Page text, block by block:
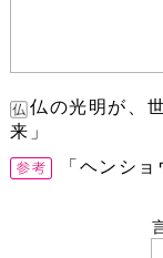
仏の光明が、
来」
「ヘンシ